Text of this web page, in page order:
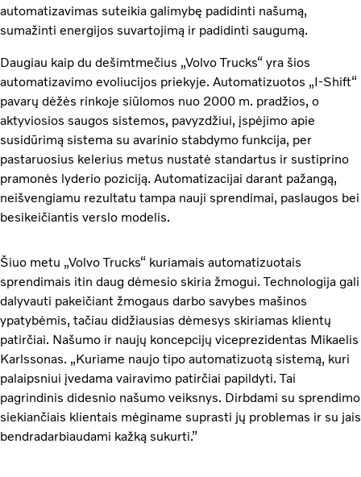
automatizavimas suteikia galimybę padidinti našumą,
sumažinti energijos suvartojimą ir padidinti saugumą.
Daugiau kaip du dešimtmečius „Volvo Trucks“ yra šios
automatizavimo evoliucijos priekyje. Automatizuotos „I-Shift“
pavarų dėžės rinkoje siūlomos nuo 2000 m. pradžios, o
aktyviosios saugos sistemos, pavyzdžiui, įspėjimo apie
susidūrimą sistema su avarinio stabdymo funkcija, per
pastaruosius kelerius metus nustatė standartus ir sustiprino
pramonės lyderio poziciją. Automatizacijai darant pažangą,
neišvengiamu rezultatu tampa nauji sprendimai, paslaugos bei
besikeičiantis verslo modelis.
Šiuo metu „Volvo Trucks“ kuriamais automatizuotais
sprendimais itin daug dėmesio skiria žmogui. Technologija gali
dalyvauti pakeičiant žmogaus darbo savybes mašinos
ypatybėmis, tačiau didžiausias dėmesys skiriamas klientų
patirčiai. Našumo ir naujų koncepcijų viceprezidentas Mikaelis
Karlssonas. „Kuriame naujo tipo automatizuotą sistemą, kuri
palaipsniui įvedama vairavimo patirčiai papildyti. Tai
pagrindinis didesnio našumo veiksnys. Dirbdami su sprendimo
siekiančiais klientais mėginame suprasti jų problemas ir su jais
bendradarbiaudami kažką sukurti.”